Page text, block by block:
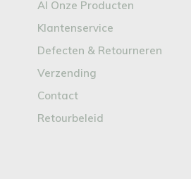
Al Onze Producten
Klantenservice
Defecten & Retourneren
Verzending
Contact
Retourbeleid